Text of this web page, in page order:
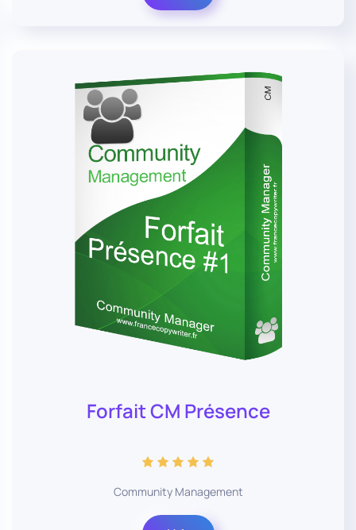
Forfait CM Présence
Community Management